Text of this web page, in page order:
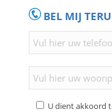
BEL MIJ
U dient akkoord